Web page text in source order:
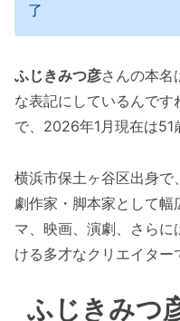
了
ふじきみつ彦さんの本名
な表記にしているんです
で、2026年1月現在は51
横浜市保土ヶ谷区出身で
劇作家・脚本家として
マ、映画、演劇、さら
ける多才なクリエイター
ふじきみつ